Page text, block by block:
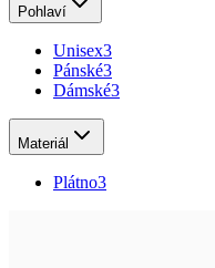
Pohlaví
Unisex3
Pánské3
Dámské3
Materiál
Plátno3